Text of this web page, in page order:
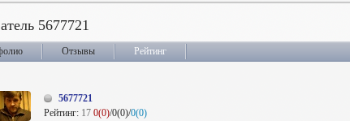
5677721
Отзывы Рейтинг
5677721
Рейтинг: 17 0(0)/0(0)/0(0)